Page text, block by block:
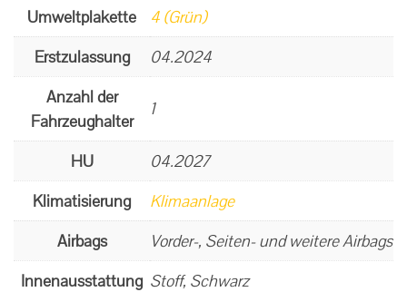
Umweltplakette
4 (Grün)
Erstzulassung
04.2024
Anzahl der
Fahrzeughalter
1
HU
04.2027
Klimatisierung
Klimaanlage
Airbags
Vorder-, Seiten- und weitere Airbags
Innenausstattung Stoff, Schwarz